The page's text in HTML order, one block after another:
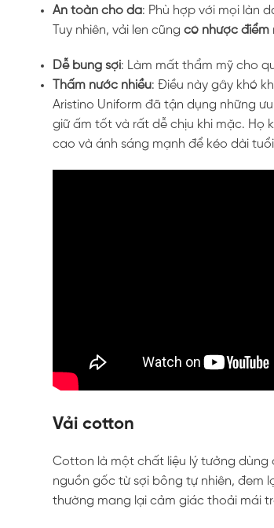
An toàn cho da: Phù hợp với mọi làn
Tuy nhiên, vải len cũngcó nhược điểm
Dễ bung sợi: Làm mất thẩm mỹ cho
Thấm nước nhiều: Điều này gây khó
Aristino Uniform đã tận dụng những
giữ ấm tốt và rất dễ chịu khi mặc. Họ
cao và ánh sáng mạnh để kéo dài
Vải cotton
Cotton là một chất liệu lý tưởng dùng
nguồn gốc từ sợi bông tự nhiên, đem
thường mang lại cảm giác thoải mái